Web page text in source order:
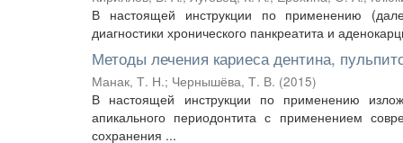
В настоящей инструкции по применению
диагностики хронического панкреатита и
Методы лечения кариеса дентина,
Манак, Т. Н.; Чернышёва, Т. В. (2015)
В настоящей инструкции по применению
апикального периодонтита с применением
сохранения ...